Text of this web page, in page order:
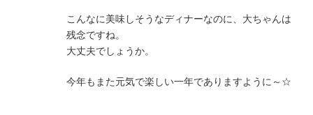
こんなに美味しそうなディナーなのに、大ちゃんは
残念ですね。
大丈夫でしょうか。
今年もまた元気で楽しい一年でありますように～☆